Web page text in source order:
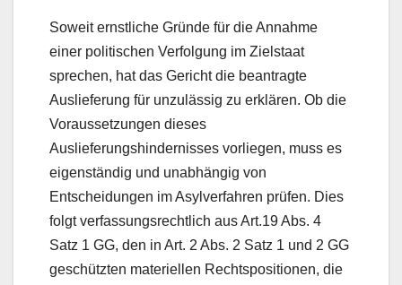
Soweit ernstliche Gründe für die Annahme
einer politischen Verfolgung im Zielstaat
sprechen, hat das Gericht die beantragte
Auslieferung für unzulässig zu erklären. Ob die
Voraussetzungen dieses
Auslieferungshindernisses vorliegen, muss es
eigenständig und unabhängig von
Entscheidungen im Asylverfahren prüfen. Dies
folgt verfassungsrechtlich aus Art.19 Abs. 4
Satz 1 GG, den in Art. 2 Abs. 2 Satz 1 und 2 GG
geschützten materiellen Rechtspositionen, die